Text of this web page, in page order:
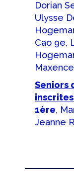
Dorian
Ulysse
Cao 9e,
Seniors
1ère,
Jeanne